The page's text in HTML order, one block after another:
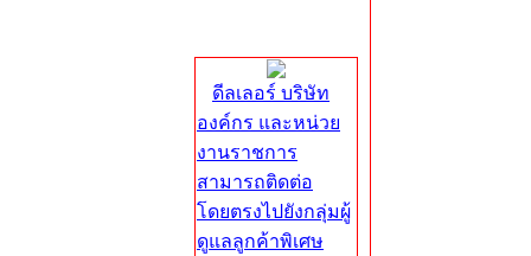
ดีลเลอร์ บริษัท
องค์กร และหน่วย
งานราชการ
สามารถติดต่อ
โดยตรงไปยังกลุ่มผู้
ดูแลลูกค้าพิเศษ